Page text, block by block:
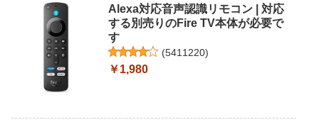
Alexa対応音声認識リモコン | 対応
する別売りのFire TV本体が必要で
す
(5411220)
￥1,980